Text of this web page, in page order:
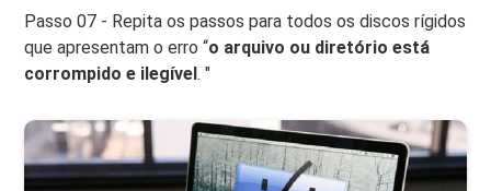
Passo 07 - Repita os passos para todos os discos rígidos
que apresentam o erro “o arquivo ou diretório está
corrompido e ilegível. "